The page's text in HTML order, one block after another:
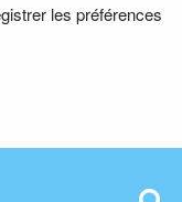
les préférences